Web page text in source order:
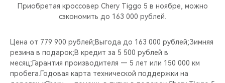
КРОССОВЕРЫ
СЕДАНЫ
НОВИНКИ
КРЕДИТ И СТРАХОВАНИЕ
ЗАПЧАСТИ И АКСЕССУАРЫ
CHERY CONNECT
О БРЕНДЕ
ЛЮДИ CHERY
БЛАГОТВОРИТЕЛЬНОСТЬ
КРЕДИТ
МЫ В СОЦСЕТЯХ
Приобретая кроссовер Chery Tiggo 5 в ноябре, можно
сэкономить до 163 000 рублей.
Цена от 779 900 рублей;Выгода до 163 000 рублей;Зимняя
резина в подарок;В кредит за 5 500 рублей в
месяц;Гарантия производителя — 5 лет или 150 000 км
пробега.Годовая карта технической поддержки на